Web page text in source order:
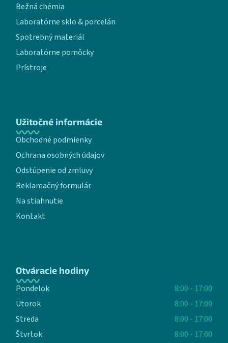
Bežná chémia
Laboratórne sklo & porcelán
Spotrebný materiál
Laboratórne pomôcky
Prístroje
Užitočné informácie
Obchodné podmienky
Ochrana osobných údajov
Odstúpenie od zmluvy
Reklamačný formulár
Na stiahnutie
Kontakt
Otváracie hodiny
Pondelok
8:00 - 17:00
Utorok
8:00 - 17:00
Streda
8:00 - 17:00
Štvrtok
8:00 - 17:00